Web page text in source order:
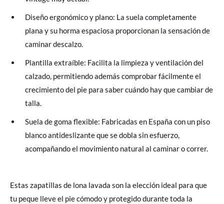
Diseño ergonómico y plano: La suela completamente
plana y su horma espaciosa proporcionan la sensación de
caminar descalzo.
Plantilla extraíble: Facilita la limpieza y ventilación del
calzado, permitiendo además comprobar fácilmente el
crecimiento del pie para saber cuándo hay que cambiar de
talla.
Suela de goma flexible: Fabricadas en España con un piso
blanco antideslizante que se dobla sin esfuerzo,
acompañando el movimiento natural al caminar o correr.
Estas zapatillas de lona lavada son la elección ideal para que
tu peque lleve el pie cómodo y protegido durante toda la